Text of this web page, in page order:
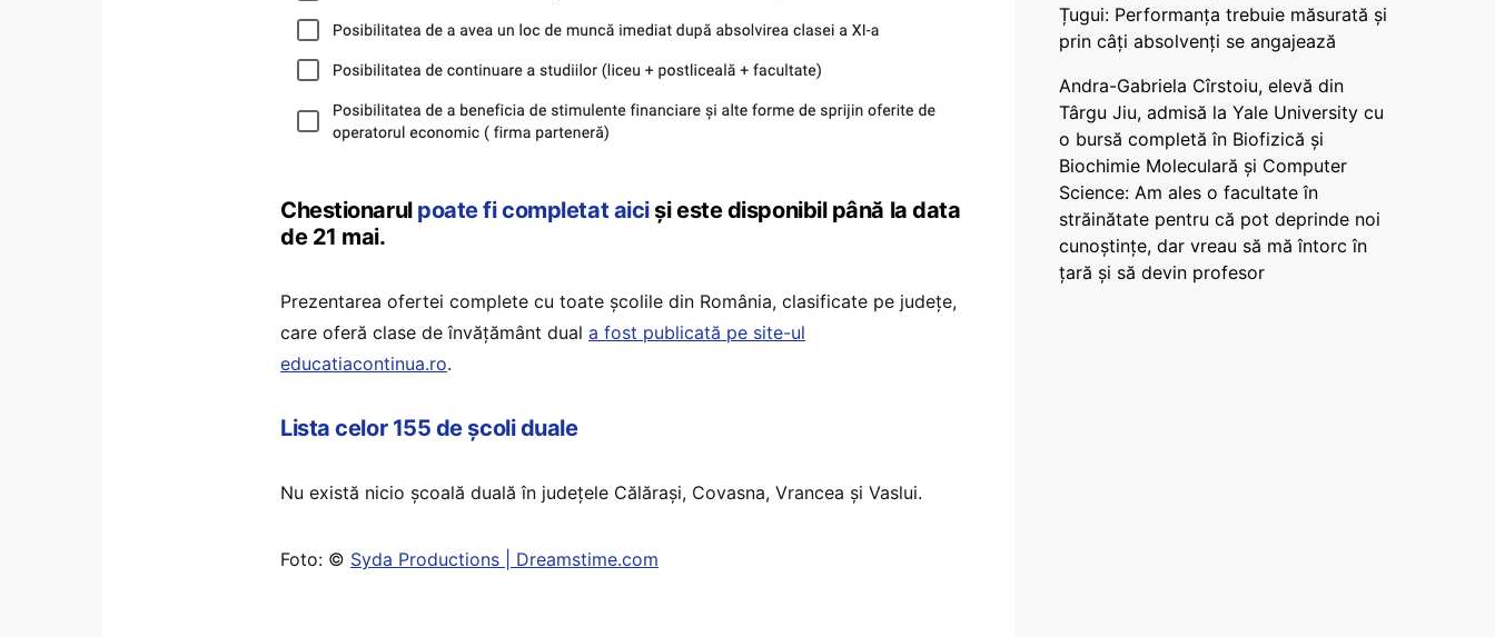
Chestionarul poate fi completat aiciși este disponibil până la data
de 21 mai.
Prezentarea ofertei complete cu toate școlile din România, clasificate pe județe,
care oferă clase de învățământ dual a fost publicată pe site-ul
educatiacontinua.ro.
Lista celor 155 de școli duale
Nu există nicio școală duală în județele Călărași, Covasna, Vrancea și Vaslui.
Foto: © Syda Productions | Dreamstime.com
Țugui: Performanța trebuie măsurată și
prin câți absolvenți se angajează
Andra-Gabriela Cîrstoiu, elevă din
Târgu Jiu, admisă la Yale University cu
o bursă completă în Biofizică și
Biochimie Moleculară și Computer
Science: Am ales o facultate în
străinătate pentru că pot deprinde noi
cunoștințe, dar vreau să mă întorc în
țară și să devin profesor